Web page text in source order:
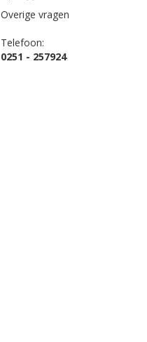
Overige vragen
Telefoon:
0251 - 257924